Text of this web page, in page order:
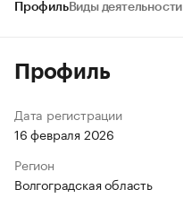
ПрофильВиды деятельности
Профиль
Дата регистрации
16 февраля 2026
Регион
Волгоградская область